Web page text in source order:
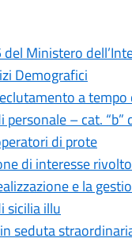
Ministero
Demografici
a
– cat.
di prote
di interesse
e la
sicilia illu
seduta